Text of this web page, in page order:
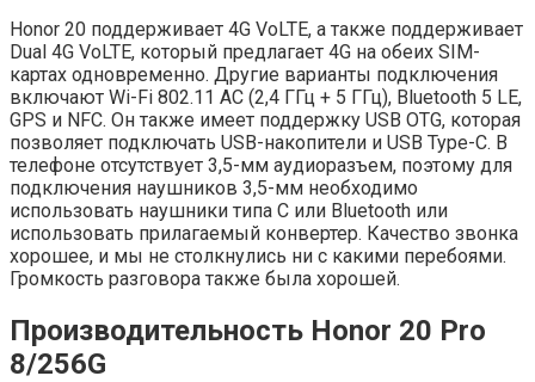
Honor 20 поддерживает 4G VoLTE, а также поддерживает
Dual 4G VoLTE, который предлагает 4G на обеих SIM-
картах одновременно. Другие варианты подключения
включают Wi-Fi 802.11 AC (2,4 ГГц + 5 ГГц), Bluetooth 5 LE,
GPS и NFC. Он также имеет поддержку USB OTG, которая
позволяет подключать USB-накопители и USB Type-C. В
телефоне отсутствует 3,5-мм аудиоразъем, поэтому для
подключения наушников 3,5-мм необходимо
использовать наушники типа C или Bluetooth или
использовать прилагаемый конвертер. Качество звонка
хорошее, и мы не столкнулись ни с какими перебоями.
Громкость разговора также была хорошей.
Производительность Honor 20 Pro
8/256G